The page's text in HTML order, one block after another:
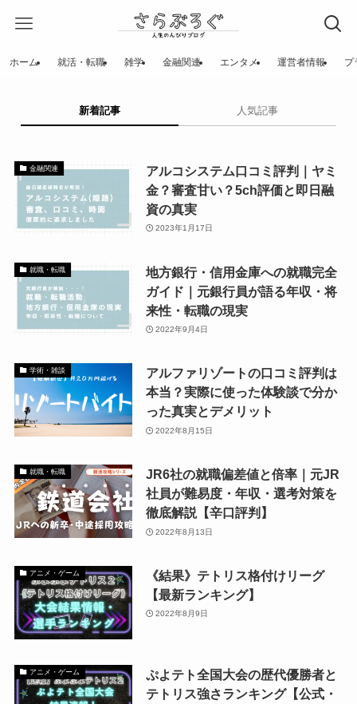
ホーム 就活・転職 雑学 金融関連 エンタメ 運営者情報 プ
新着記事 人気記事
金融関連
アルコシステム口コミ評判｜ヤミ
金？審査甘い？5ch評価と即日融
資の真実
2023年1月17日
就職・転職
地方銀行・信用金庫への就職完全
ガイド｜元銀行員が語る年収・将
来性・転職の現実
2022年9月4日
学術・雑談
アルファリゾートの口コミ評判は
本当？実際に使った体験談で分か
った真実とデメリット
2022年8月15日
就職・転職
JR6社の就職偏差値と倍率｜元JR
社員が難易度・年収・選考対策を
徹底解説【辛口評判】
2022年8月13日
アニメ・ゲーム
《結果》テトリス格付けリーグ
【最新ランキング】
2022年8月9日
アニメ・ゲーム
ぷよテト全国大会の歴代優勝者と
テトリス強さランキング【公式・